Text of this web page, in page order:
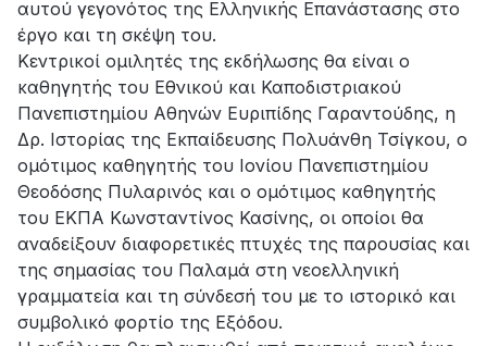
αυτού γεγονότος της Ελληνικής Επανάστασης στο
έργο και τη σκέψη του.
Κεντρικοί ομιλητές της εκδήλωσης θα είναι ο
καθηγητής του Εθνικού και Καποδιστριακού
Πανεπιστημίου Αθηνών Ευριπίδης Γαραντούδης, η
Δρ. Ιστορίας της Εκπαίδευσης Πολυάνθη Τσίγκου, ο
ομότιμος καθηγητής του Ιονίου Πανεπιστημίου
Θεοδόσης Πυλαρινός και ο ομότιμος καθηγητής
του ΕΚΠΑ Κωνσταντίνος Κασίνης, οι οποίοι θα
αναδείξουν διαφορετικές πτυχές της παρουσίας και
της σημασίας του Παλαμά στη νεοελληνική
γραμματεία και τη σύνδεσή του με το ιστορικό και
συμβολικό φορτίο της Εξόδου.